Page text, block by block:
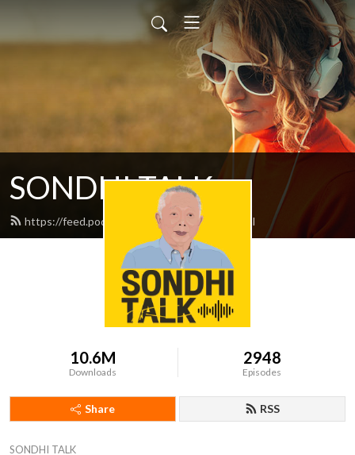
SONDHI TALK
https://feed.podbean.com/sondhitalk/feed.xml
10.6M
Downloads
2948
Episodes
Share RSS
SONDHI TALK